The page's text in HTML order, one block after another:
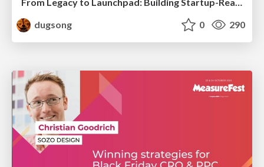
dugsong
0 290